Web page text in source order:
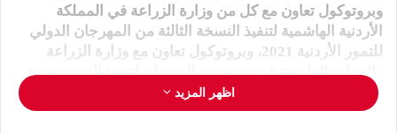
وبروتوكول تعاون مع كل من وزارة الزراعة في المملكة
الأردنية الهاشمية لتنفيذ النسخة الثالثة من المهرجان الدولي
للتمور الأردنية 2021، وبروتوكول تعاون مع وزارة الزراعة
والموارد الطبيعية في جمهورية السودان لتنفيذ النسخة
وبروتوكول تعاون مع وزارة التنمية الريفية في الجمهورية
اظهر المزيد